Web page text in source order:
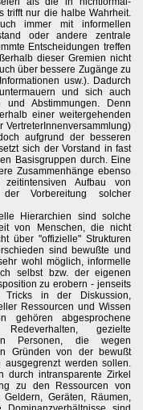
trifft nur die halbe Wahrheit.
immer mit informellen
oder andere zentrale
Entscheidungen treffen
dieser Gremien nicht
über bessere Zugänge zu
usw.). Dadurch
und sich auch
Abstimmungen. Denn
einer weitergehenden
VertreterInnenversammlung)
aufgrund der besseren
sich der Vorstand in fast
Basisgruppen durch. Eine
Zusammenhänge ebenso
Aufbau von
Vorbereitung solcher
Hierarchien sind solche
von Menschen, die nicht
über "offizielle" Strukturen
sind bewußte und
wohl möglich, informelle
selbst bzw. der eigenen
zu erobern - jenseits
Tricks in der Diskussion,
Ressourcen und Wissen
abgesprochene
gezielte
Personen, die wegen
Gründen von der bewußt
werden sollen.
durch intransparente Zirkel
zu den Ressourcen von
Geräten, Räumen,